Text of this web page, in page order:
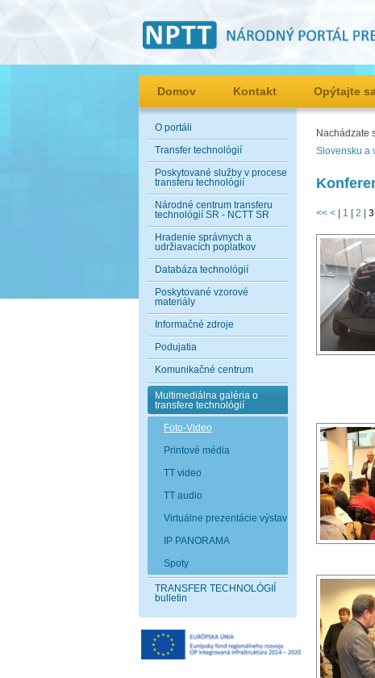
Domov Kontakt Opýtajte
O portáli
Transfer technológií
Poskytované služby v procese
transferu technológií
Národné centrum transferu
technológií SR - NCTT SR
Hradenie správnych a
udržiavacích poplatkov
Databáza technológií
Poskytované vzorové
materiály
Informačné zdroje
Podujatia
Komunikačné centrum
Multimediálna galéria o
transfere technológií
Foto-Video
Printové média
TT video
TT audio
Virtuálne prezentácie výstav
IP PANORAMA
Spoty
TRANSFER TECHNOLÓGIÍ
bulletin
Nachádzate
Slovensku a
<< < 1 2 3